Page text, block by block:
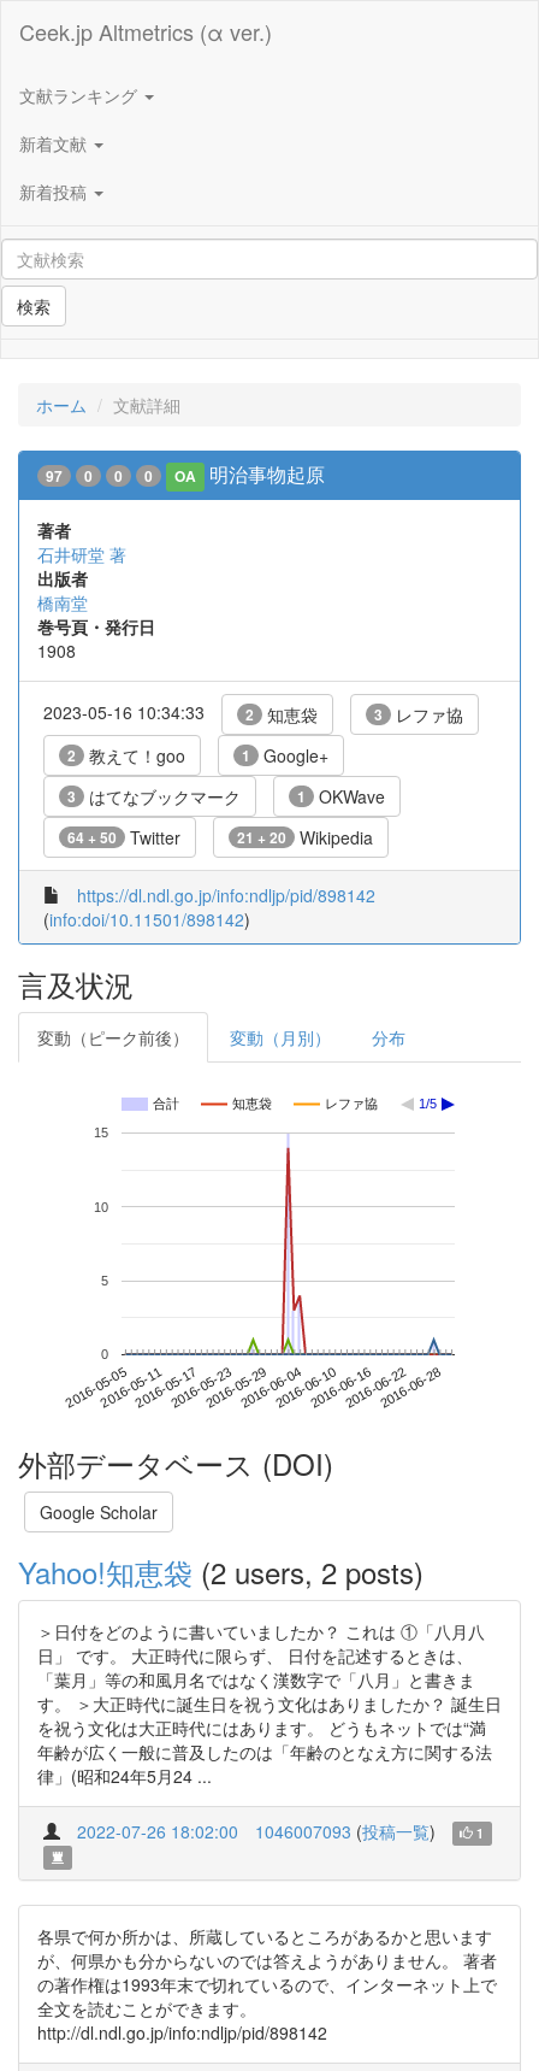
Ceek.jp Altmetrics (α ver.)
文献ランキング
新着文献
新着投稿
検索
ホーム 文献詳細
97 0 0 0 OA 明治事物起原
著者
石井研堂 著
出版者
橋南堂
巻号頁・発行日
1908
2023-05-16 10:34:33 2 知恵袋 3 レファ協
2 教えて！goo 1 Google+
3 はてなブックマーク 1 OKWave
64 + 50 Twitter 21 + 20 Wikipedia
https://dl.ndl.go.jp/info:ndljp/pid/898142
(info:doi/10.11501/898142)
言及状況
変動（ピーク前後） 変動（月別） 分布
合計 知恵袋 レファ協 1/5
2016-05-052016-05-112016-05-172016-05-232016-05-292016-06-042016-06-102016-06-162016-06-222016-06-28
0
5
10
15
外部データベース (DOI)
Google Scholar
Yahoo!知恵袋 (2 users, 2 posts)
＞日付をどのように書いていましたか？ これは ①「八月八
日」 です。 大正時代に限らず、 日付を記述するときは、
「葉月」等の和風月名ではなく漢数字で「八月」と書きま
す。 ＞大正時代に誕生日を祝う文化はありましたか？ 誕生日
を祝う文化は大正時代にはあります。 どうもネットでは“満
年齢が広く一般に普及したのは「年齢のとなえ方に関する法
律」(昭和24年5月24 ...
2022-07-26 18:02:00 1046007093 (投稿一覧) 1
各県で何か所かは、所蔵しているところがあるかと思います
が、何県かも分からないのでは答えようがありません。 著者
の著作権は1993年末で切れているので、インターネット上で
全文を読むことができます。
http://dl.ndl.go.jp/info:ndljp/pid/898142